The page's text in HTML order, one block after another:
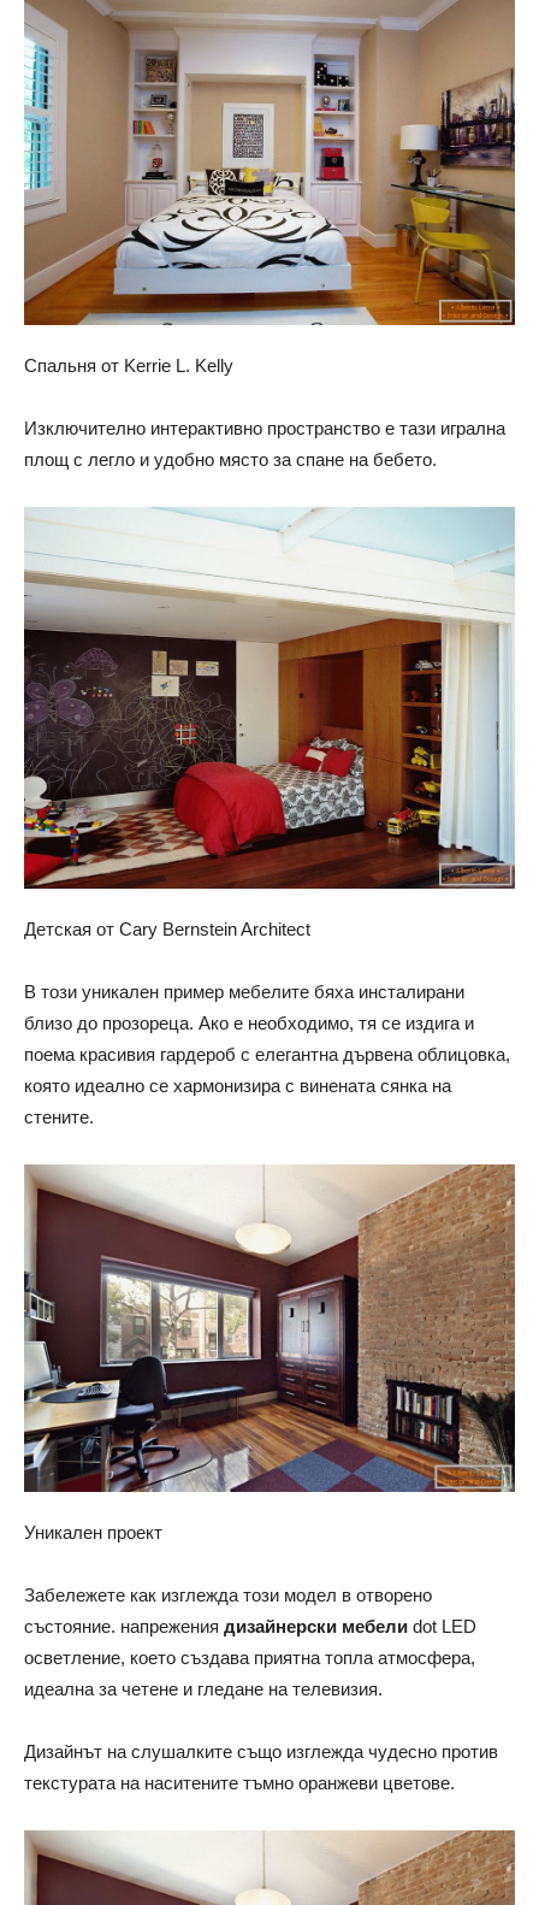
Спальня от Kerrie L. Kelly
Изключително интерактивно пространство е тази игрална
площ с легло и удобно място за спане на бебето.
Детская от Cary Bernstein Architect
В този уникален пример мебелите бяха инсталирани
близо до прозореца. Ако е необходимо, тя се издига и
поема красивия гардероб с елегантна дървена облицовка,
която идеално се хармонизира с винената сянка на
стените.
Уникален проект
Забележете как изглежда този модел в отворено
състояние. напрежения дизайнерски мебели dot LED
осветление, което създава приятна топла атмосфера,
идеална за четене и гледане на телевизия.
Дизайнът на слушалките също изглежда чудесно против
текстурата на наситените тъмно оранжеви цветове.